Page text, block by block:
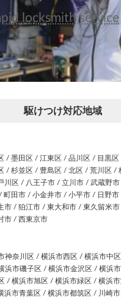
locksmith service
駆けつけ対応地域
/ 墨田区 / 江東区 / 品川区 / 目黒区
/ 杉並区 / 豊島区 / 北区 / 荒川区 /
川区 / 八王子市 / 立川市 / 武蔵野
町田市 / 小金井市 / 小平市 / 日野市
市 / 狛江市 / 東大和市 / 東久留米
市 / 西東京市
神奈川区 / 横浜市西区 / 横浜市中
浜市磯子区 / 横浜市金沢区 / 横浜
/ 横浜市旭区 / 横浜市緑区 / 横浜
浜市青葉区 / 横浜市都筑区 / 川崎